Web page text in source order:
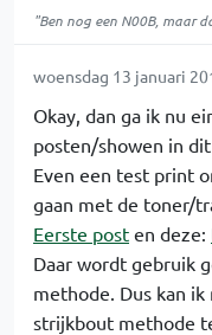
"Ben nog een N00B, maar
woensdag 13 januari
Okay, dan ga ik nu
posten/showen in dit
Even een test print
gaan met de toner/
Eerste post en deze:
Daar wordt gebruik
methode. Dus kan
strijkbout methode